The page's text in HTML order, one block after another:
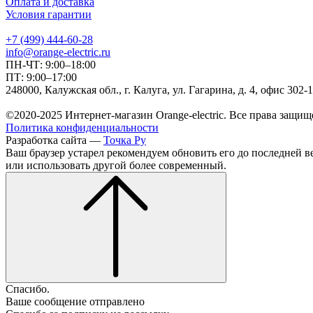
Условия гарантии
+7 (499) 444-60-28
info@orange-electric.ru
ПН-ЧТ: 9:00–18:00
ПТ: 9:00–17:00
248000, Калужская обл., г. Калуга, ул. Гагарина, д. 4, офис 302-
©2020-2025 Интернет-магазин Orange-electric. Все права
Политика конфиденциальности
Разработка сайта — Точка Ру
Ваш браузер устарел рекомендуем обновить его до последней
или использовать другой более современный.
Спасибо.
Ваше сообщение отправлено